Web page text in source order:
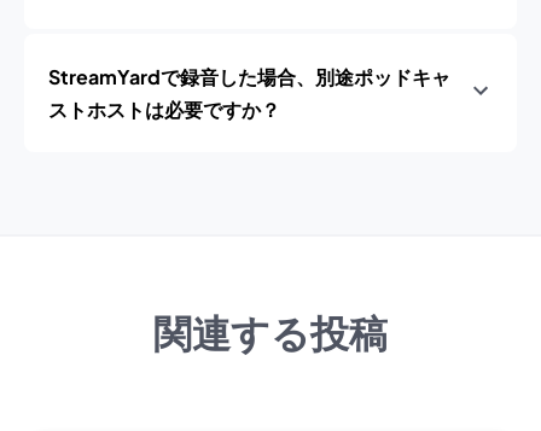
StreamYardで録音した場合、別途ポッドキャ
ストホストは必要ですか？
関連する投稿